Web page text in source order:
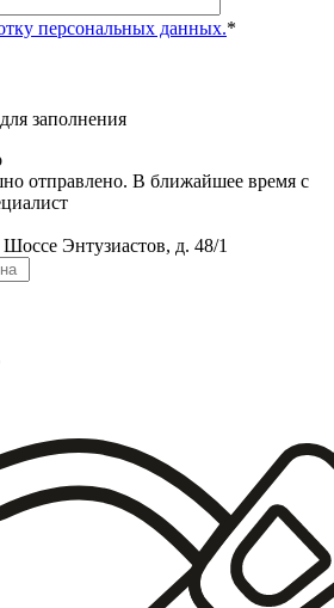
персональных данных.*
заполнения
отправлено. В ближайшее время с
Энтузиастов, д. 48/1